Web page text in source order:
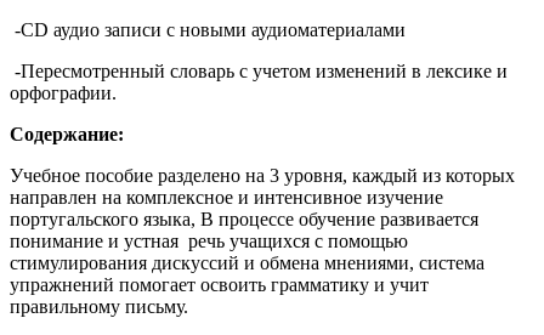
-CD аудио записи с новыми аудиоматериалами
-Пересмотренный словарь с учетом изменений в лексике и
орфографии.
Содержание:
Учебное пособие разделено на 3 уровня, каждый из которых
направлен на комплексное и интенсивное изучение
португальского языка, В процессе обучение развивается
понимание и устная речь учащихся с помощью
стимулирования дискуссий и обмена мнениями, система
упражнений помогает освоить грамматику и учит
правильному письму.